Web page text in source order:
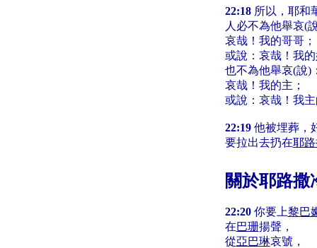
22:18 所以，耶和
人必不為他舉哀(
哀哉！我的哥哥；
或說：哀哉！我
也不為他舉哀(說)
哀哉！我的主；
或說：哀哉！我
22:19 他被埋葬，
要拉出去扔在耶
關於耶路撒
22:20 你要上黎巴
在巴珊揚聲，
從亞巴琳哀號，